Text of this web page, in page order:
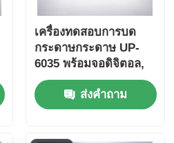
เครื่องทดสอบการบด
กระดาษกระดาษ UP-
6035 พร้อมจอดิจิตอล,
ช่องรับผลตอบสนองใน
เวลาจริง และความจุ
2000KGF
ส่งคำถาม